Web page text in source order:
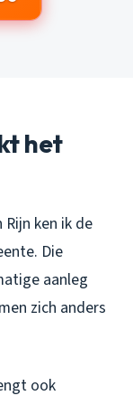
het
Rijn ken ik de
Die
aanleg
zich anders
ook